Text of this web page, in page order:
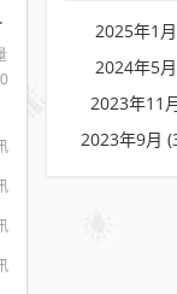
通话
2025年1
2024年5
2023年11
2023年9月